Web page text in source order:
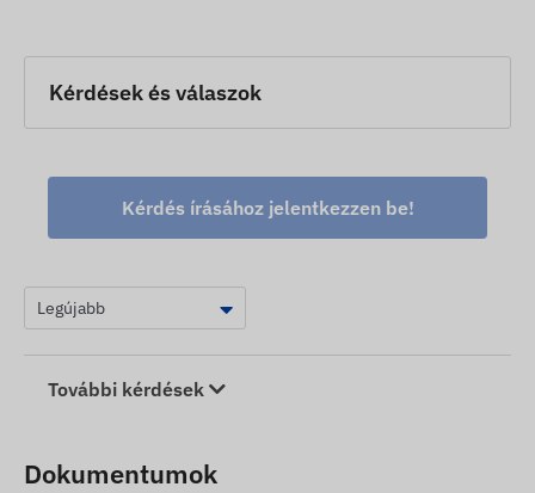
Kérdések és válaszok
Kérdés írásához jelentkezzen be!
További kérdések
Dokumentumok